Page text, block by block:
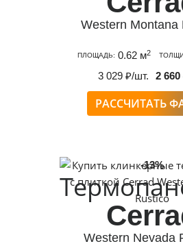
Western Montana
ПЛОЩАДЬ: 0.62 м2
3 029 ₽/шт.
2
РАССЧИТАТЬ
-13%
Western Nevada